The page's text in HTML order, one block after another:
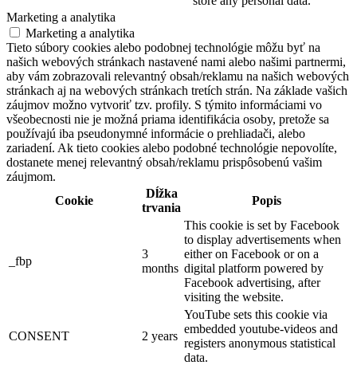
Marketing a analytika
Marketing a analytika
Tieto súbory cookies alebo podobnej technológie môžu byť na
našich webových stránkach nastavené nami alebo našimi partnermi,
aby vám zobrazovali relevantný obsah/reklamu na našich webových
stránkach aj na webových stránkach tretích strán. Na základe vašich
záujmov možno vytvoriť tzv. profily. S týmito informáciami vo
všeobecnosti nie je možná priama identifikácia osoby, pretože sa
používajú iba pseudonymné informácie o prehliadači, alebo
zariadení. Ak tieto cookies alebo podobné technológie nepovolíte,
dostanete menej relevantný obsah/reklamu prispôsobenú vašim
záujmom.
Cookie
Dĺžka
trvania
Popis
_fbp
3
months
This cookie is set by Facebook
to display advertisements when
either on Facebook or on a
digital platform powered by
Facebook advertising, after
visiting the website.
CONSENT 2 years
YouTube sets this cookie via
embedded youtube-videos and
registers anonymous statistical
data.